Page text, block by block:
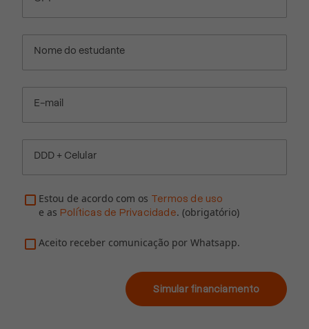
Nome do estudante
E-mail
DDD + Celular
Estou de acordo com os Termos de uso
e as Políticas de Privacidade. (obrigatório)
Aceito receber comunicação por Whatsapp.
Simular financiamento